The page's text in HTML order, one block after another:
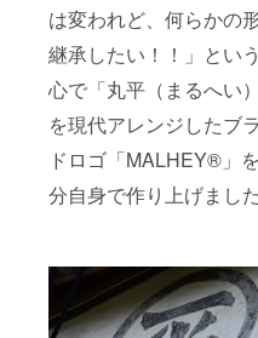
は変われど、何らかの
継承したい！！」とい
心で「丸平（まるへい）
を現代アレンジしたブ
ドロゴ「MALHEY®」
分自身で作り上げました